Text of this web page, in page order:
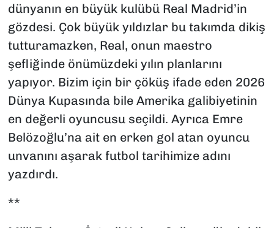
dünyanın en büyük kulübü Real Madrid’in
gözdesi. Çok büyük yıldızlar bu takımda dikiş
tutturamazken, Real, onun maestro
şefliğinde önümüzdeki yılın planlarını
yapıyor. Bizim için bir çöküş ifade eden 2026
Dünya Kupasında bile Amerika galibiyetinin
en değerli oyuncusu seçildi. Ayrıca Emre
Belözoğlu’na ait en erken gol atan oyuncu
unvanını aşarak futbol tarihimize adını
yazdırdı.
**
TEKNOLOJİ
YAŞAM
YEREL YÖNETİMLER